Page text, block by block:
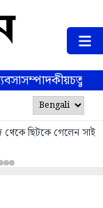
সম্পাদকীয়
থেকে ছিটকে গেলেন সাই